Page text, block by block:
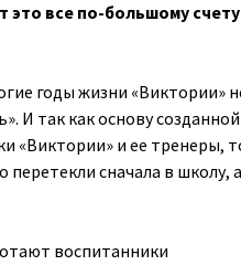
это все по-большому
годы жизни «Виктории»
И так как основу созданной
«Виктории» и ее тренеры,
перетекли сначала в школу, а
воспитанники